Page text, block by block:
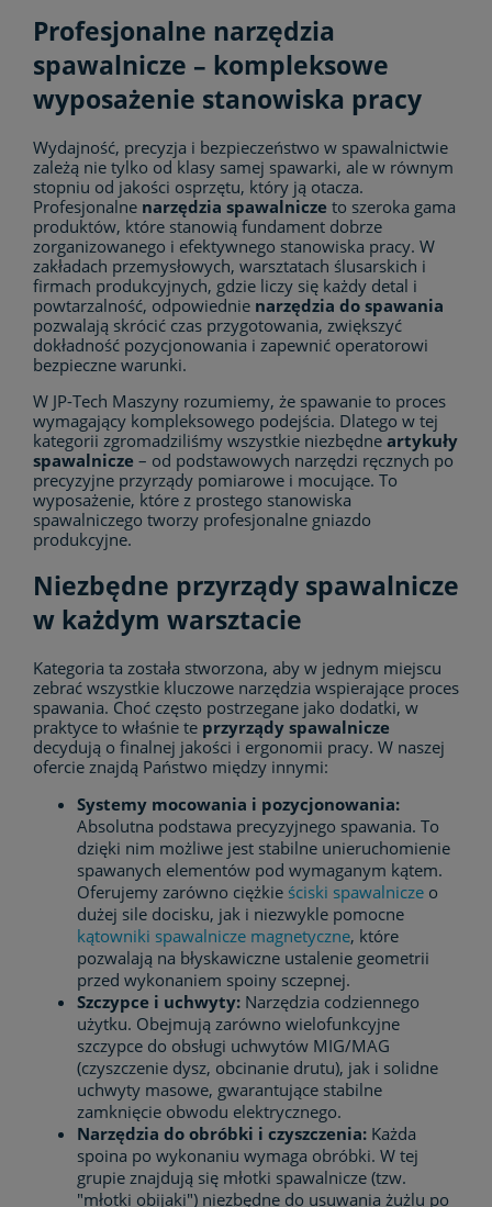
Profesjonalne narzędzia
spawalnicze – kompleksowe
wyposażenie stanowiska pracy
Wydajność, precyzja i bezpieczeństwo w spawalnictwie
zależą nie tylko od klasy samej spawarki, ale w równym
stopniu od jakości osprzętu, który ją otacza.
Profesjonalne narzędzia spawalnicze to szeroka gama
produktów, które stanowią fundament dobrze
zorganizowanego i efektywnego stanowiska pracy. W
zakładach przemysłowych, warsztatach ślusarskich i
firmach produkcyjnych, gdzie liczy się każdy detal i
powtarzalność, odpowiednie narzędzia do spawania
pozwalają skrócić czas przygotowania, zwiększyć
dokładność pozycjonowania i zapewnić operatorowi
bezpieczne warunki.
W JP-Tech Maszyny rozumiemy, że spawanie to proces
wymagający kompleksowego podejścia. Dlatego w tej
kategorii zgromadziliśmy wszystkie niezbędne artykuły
spawalnicze – od podstawowych narzędzi ręcznych po
precyzyjne przyrządy pomiarowe i mocujące. To
wyposażenie, które z prostego stanowiska
spawalniczego tworzy profesjonalne gniazdo
produkcyjne.
Niezbędne przyrządy spawalnicze
w każdym warsztacie
Kategoria ta została stworzona, aby w jednym miejscu
zebrać wszystkie kluczowe narzędzia wspierające proces
spawania. Choć często postrzegane jako dodatki, w
praktyce to właśnie te przyrządy spawalnicze
decydują o finalnej jakości i ergonomii pracy. W naszej
ofercie znajdą Państwo między innymi:
Systemy mocowania i pozycjonowania:
Absolutna podstawa precyzyjnego spawania. To
dzięki nim możliwe jest stabilne unieruchomienie
spawanych elementów pod wymaganym kątem.
Oferujemy zarówno ciężkie ściski spawalnicze o
dużej sile docisku, jak i niezwykle pomocne
kątowniki spawalnicze magnetyczne, które
pozwalają na błyskawiczne ustalenie geometrii
przed wykonaniem spoiny sczepnej.
Szczypce i uchwyty: Narzędzia codziennego
użytku. Obejmują zarówno wielofunkcyjne
szczypce do obsługi uchwytów MIG/MAG
(czyszczenie dysz, obcinanie drutu), jak i solidne
uchwyty masowe, gwarantujące stabilne
zamknięcie obwodu elektrycznego.
Narzędzia do obróbki i czyszczenia: Każda
spoina po wykonaniu wymaga obróbki. W tej
grupie znajdują się młotki spawalnicze (tzw.
"młotki obijaki") niezbędne do usuwania żużlu po